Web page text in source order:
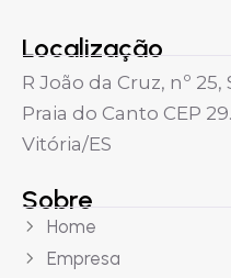
Localização
R João da Cruz, nº 25,
Praia do Canto CEP
Vitória/ES
Sobre
Home
Empresa